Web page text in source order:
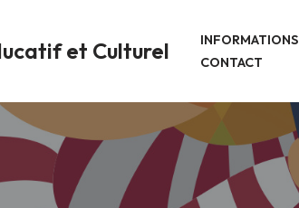
et Culturel INFORMATIONS
CONTACT